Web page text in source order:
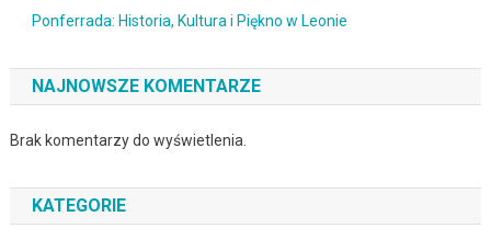
Ponferrada: Historia, Kultura i Piękno w Leonie
NAJNOWSZE KOMENTARZE
Brak komentarzy do wyświetlenia.
KATEGORIE